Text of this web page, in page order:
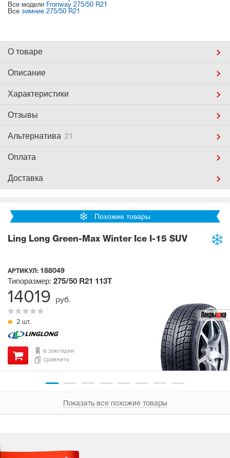
Все модели Fronway 275/50 R21
Все зимние 275/50 R21
О товаре
Описание
Характеристики
Отзывы
Альтернатива 21
Оплата
Доставка
Похожие товары
Ling Long Green-Max Winter Ice I-15 SUV
АРТИКУЛ: 188049
2 шт.
Типоразмер: 275/50 R21 113T
в закладки
сравнить
14019 руб.
Показать все похожие товары